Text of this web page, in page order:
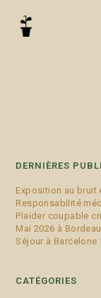
DERNIÈRES
Exposition au bruit
Responsabilité
Plaider coupable
Mai 2026 à
Séjour à Barcelone
CATÉGORIES